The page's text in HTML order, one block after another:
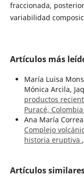
fraccionada,
variabilidad
Artículos más
María Luisa
Mónica Arcila,
productos
Puracé, Colombia
Ana María
Complejo
historia eruptiva ,
Artículos